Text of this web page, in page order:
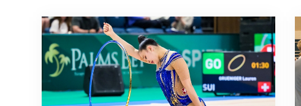
Nächster Halt: Weltmeisterschaft